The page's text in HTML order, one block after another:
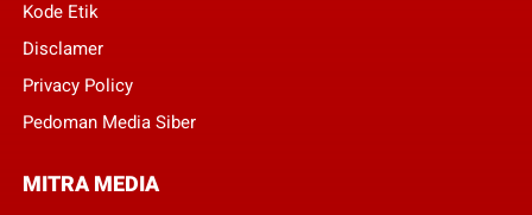
Kode Etik
Disclamer
Privacy Policy
Pedoman Media Siber
MITRA MEDIA